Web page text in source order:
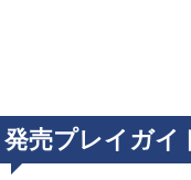
発売プレイガイ